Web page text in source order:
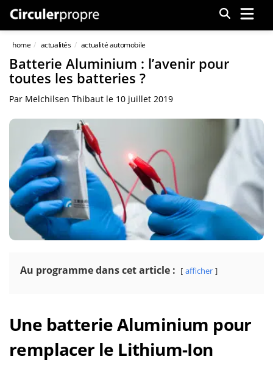
Menu
home actualités actualité automobile
Batterie Aluminium : l’avenir pour
toutes les batteries ?
Par Melchilsen Thibaut le 10 juillet 2019
Au programme dans cet article : afficher
Une batterie Aluminium pour
remplacer le Lithium-Ion